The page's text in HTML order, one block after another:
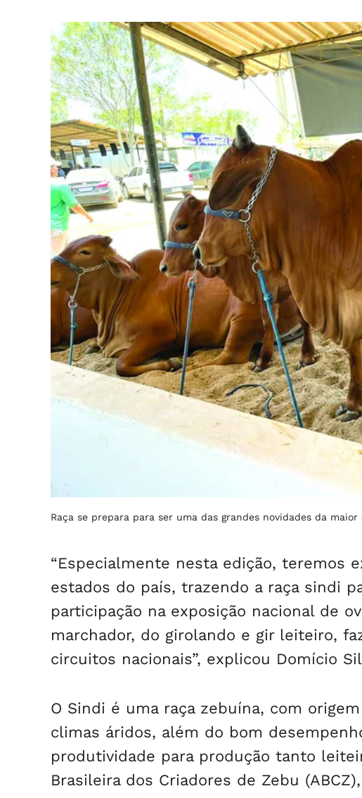
Raça se prepara para ser uma das grandes novidades da
“Especialmente nesta edição, teremos
estados do país, trazendo a raça sindi
participação na exposição nacional de
marchador, do girolando e gir leiteiro,
circuitos nacionais”, explicou Domício
O Sindi é uma raça zebuína, com
climas áridos, além do bom
produtividade para produção tanto
Brasileira dos Criadores de Zebu